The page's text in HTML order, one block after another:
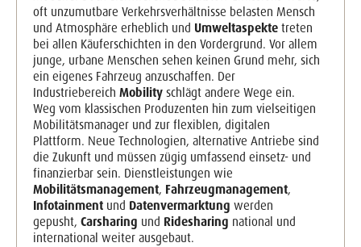
oft unzumutbare Verkehrsverhältnisse belasten Mensch
und Atmosphäre erheblich und Umweltaspekte treten
bei allen Käuferschichten in den Vordergrund. Vor allem
junge, urbane Menschen sehen keinen Grund mehr, sich
ein eigenes Fahrzeug anzuschaffen. Der
Industriebereich Mobility schlägt andere Wege ein.
Weg vom klassischen Produzenten hin zum vielseitigen
Mobilitätsmanager und zur flexiblen, digitalen
Plattform. Neue Technologien, alternative Antriebe sind
die Zukunft und müssen zügig umfassend einsetz- und
finanzierbar sein. Dienstleistungen wie
Mobilitätsmanagement, Fahrzeugmanagement,
Infotainment und Datenvermarktung werden
gepusht, Carsharing und Ridesharing national und
international weiter ausgebaut.